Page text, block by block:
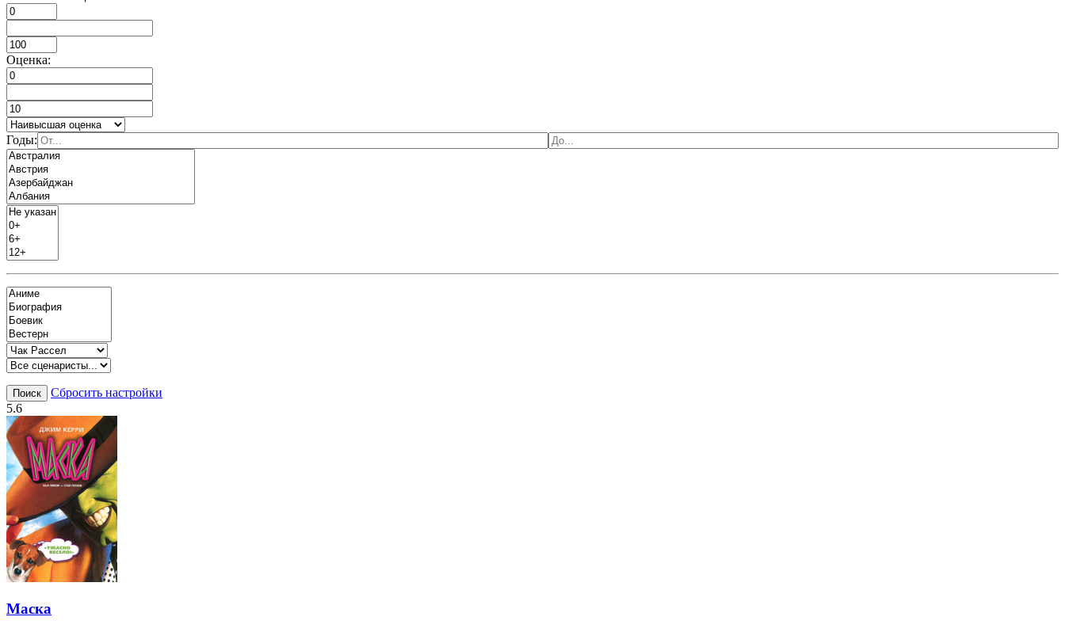
Оценка:
Годы:
Поиск
Сбросить настройки
5.6
Маска